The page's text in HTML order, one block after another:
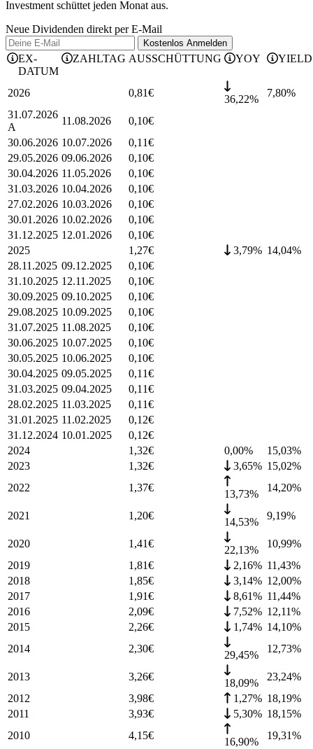
Investment schüttet jeden Monat aus.
Neue Dividenden direkt per E-Mail
Kostenlos Anmelden
EX-
DATUM
ZAHLTAG AUSSCHÜTTUNG YOY YIELD
2026 0,81€
36,22%
7,80%
31.07.2026
A
11.08.2026 0,10€
30.06.2026 10.07.2026 0,11€
29.05.2026 09.06.2026 0,10€
30.04.2026 11.05.2026 0,10€
31.03.2026 10.04.2026 0,10€
27.02.2026 10.03.2026 0,10€
30.01.2026 10.02.2026 0,10€
31.12.2025 12.01.2026 0,10€
2025
1,27€ 3,79% 14,04%
28.11.2025 09.12.2025 0,10€
31.10.2025 12.11.2025 0,10€
30.09.2025 09.10.2025 0,10€
29.08.2025 10.09.2025 0,10€
31.07.2025 11.08.2025 0,10€
30.06.2025 10.07.2025 0,10€
30.05.2025 10.06.2025 0,10€
30.04.2025 09.05.2025 0,11€
31.03.2025 09.04.2025 0,11€
28.02.2025 11.03.2025 0,11€
31.01.2025 11.02.2025 0,12€
31.12.2024 10.01.2025 0,12€
2024
1,32€ 0,00% 15,03%
2023
1,32€ 3,65% 15,02%
2022
1,37€
13,73%
14,20%
2021 1,20€
14,53%
9,19%
2020 1,41€
22,13%
10,99%
2019
1,81€ 2,16% 11,43%
2018
1,85€ 3,14% 12,00%
2017
1,91€ 8,61% 11,44%
2016
2,09€ 7,52% 12,11%
2015
2,26€ 1,74% 14,10%
2014
2,30€
29,45%
12,73%
2013 3,26€
18,09%
23,24%
2012
3,98€ 1,27% 18,19%
2011
3,93€ 5,30% 18,15%
2010
4,15€
16,90%
19,31%